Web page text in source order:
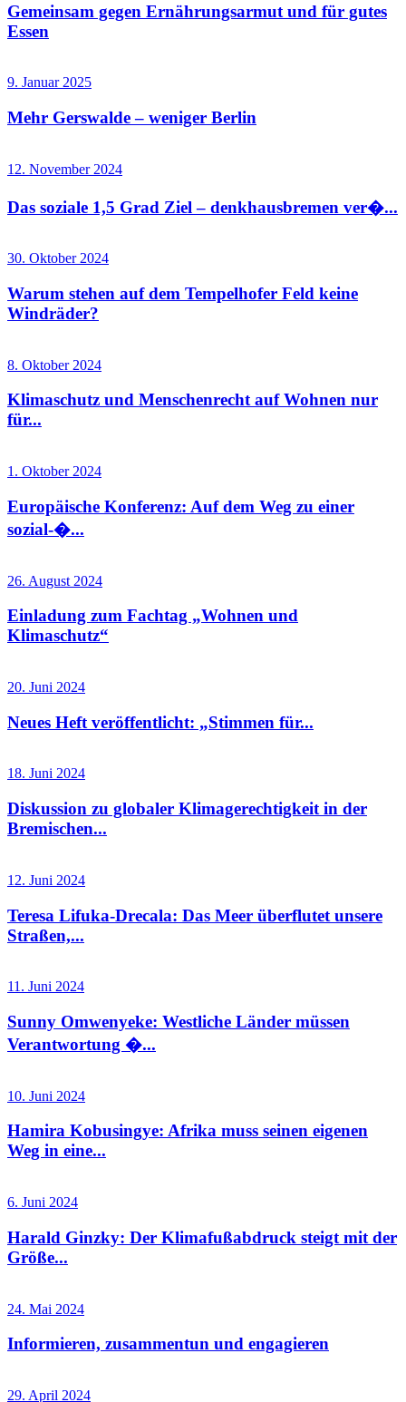
Gemeinsam gegen Ernährungsarmut und für gutes
Essen
9. Januar 2025
Mehr Gerswalde – weniger Berlin
12. November 2024
Das soziale 1,5 Grad Ziel – denkhausbremen ver�...
30. Oktober 2024
Warum stehen auf dem Tempelhofer Feld keine
Windräder?
8. Oktober 2024
Klimaschutz und Menschenrecht auf Wohnen nur
für...
1. Oktober 2024
Europäische Konferenz: Auf dem Weg zu einer
sozial-�...
26. August 2024
Einladung zum Fachtag „Wohnen und
Klimaschutz“
20. Juni 2024
Neues Heft veröffentlicht: „Stimmen für...
18. Juni 2024
Diskussion zu globaler Klimagerechtigkeit in der
Bremischen...
12. Juni 2024
Teresa Lifuka-Drecala: Das Meer überflutet unsere
Straßen,...
11. Juni 2024
Sunny Omwenyeke: Westliche Länder müssen
Verantwortung �...
10. Juni 2024
Hamira Kobusingye: Afrika muss seinen eigenen
Weg in eine...
6. Juni 2024
Harald Ginzky: Der Klimafußabdruck steigt mit der
Größe...
24. Mai 2024
Informieren, zusammentun und engagieren
29. April 2024